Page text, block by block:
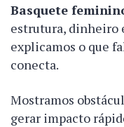
Basquete
estrutura, dinheiro
explicamos o que
conecta.
Mostramos
gerar impacto